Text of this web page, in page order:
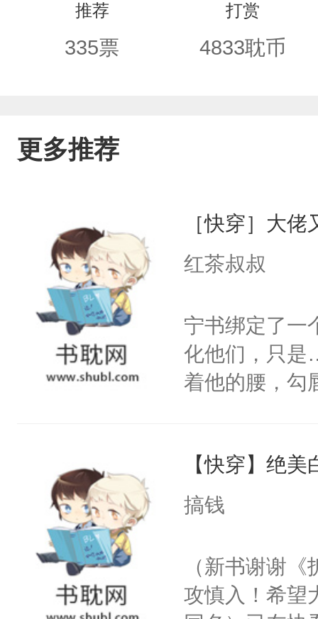
推荐
335票
打赏
4833耽币
更多推荐
［快穿］大
红茶叔叔
宁书绑定了一
化他们，只是
着他的腰，勾
来，给老公
用力——为你
【快穿】绝
搞钱
（新书谢谢
攻慎入！希望